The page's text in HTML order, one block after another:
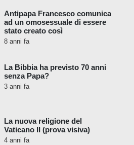
e malvagio. In realtà
alla loro dannazione.
così malvagio non può
cattolica.
Traditi Humilitati
un profano, come
, colui che
fuori da questa
Antipapa Francesco comunica
ad un omosessuale di essere
stato creato così
8 anni fa
La Bibbia ha previsto 70 anni
senza Papa?
3 anni fa
La nuova religione del
Vaticano II (prova visiva)
4 anni fa